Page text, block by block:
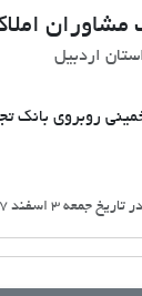
مشاوران
اردبیل
روبروی بانک
جمعه 3 اسفند 1397